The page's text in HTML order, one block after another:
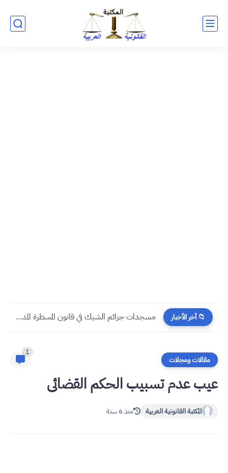
📁 آخر الأخبار مسجدات جرائم الشيك في قانون المسطرة المدنية الجديد
مقالات ومجلات
1
عیب عدم تسبیب الحکم القضائی
المكتبة القانونية العربية منذ 6 سنة